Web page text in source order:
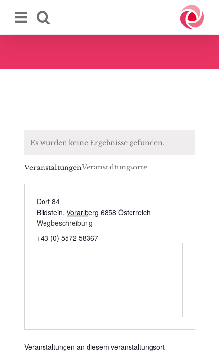
Inhalt
Es wurden keine Ergebnisse gefunden.
VeranstaltungenVeranstaltungsorte
Dorf 84
Bildstein, Vorarlberg 6858 Österreich
Wegbeschreibung
+43 (0) 5572 58367
Veranstaltungen an diesem veranstaltungsort